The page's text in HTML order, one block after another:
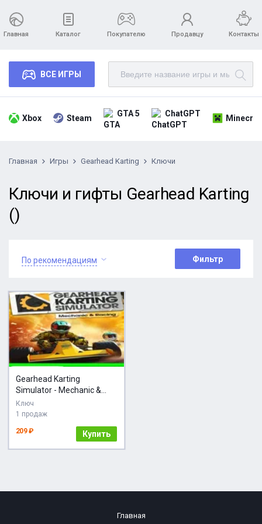
Главная Каталог Покупателю Продавцу Контакты
ВСЕ ИГРЫ
Xbox Steam GTA 5 ChatGPT
Главная Игры Gearhead Karting Ключи
Ключи и гифты Gearhead Karting
()
По рекомендациям Фильтр
Gearhead Karting
Simulator - Mechanic &
Racing Steam
Ключ
1 продаж
209 ₽ Купить
Главная